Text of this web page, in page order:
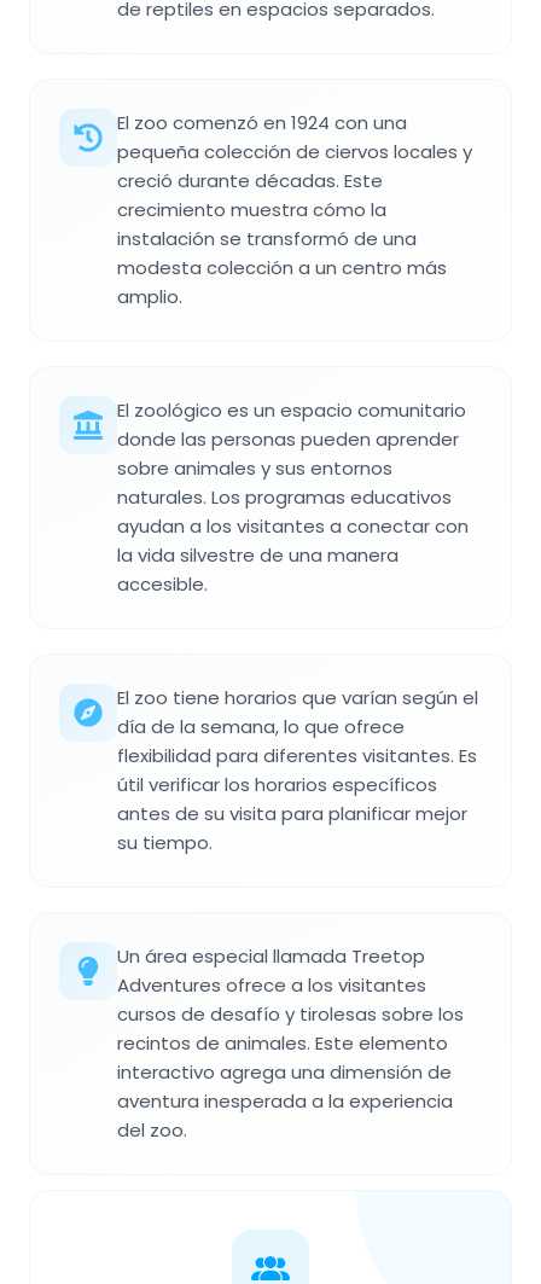
de reptiles en espacios separados.
El zoo comenzó en 1924 con una
pequeña colección de ciervos locales y
creció durante décadas. Este
crecimiento muestra cómo la
instalación se transformó de una
modesta colección a un centro más
amplio.
El zoológico es un espacio comunitario
donde las personas pueden aprender
sobre animales y sus entornos
naturales. Los programas educativos
ayudan a los visitantes a conectar con
la vida silvestre de una manera
accesible.
El zoo tiene horarios que varían según el
día de la semana, lo que ofrece
flexibilidad para diferentes visitantes. Es
útil verificar los horarios específicos
antes de su visita para planificar mejor
su tiempo.
Un área especial llamada Treetop
Adventures ofrece a los visitantes
cursos de desafío y tirolesas sobre los
recintos de animales. Este elemento
interactivo agrega una dimensión de
aventura inesperada a la experiencia
del zoo.